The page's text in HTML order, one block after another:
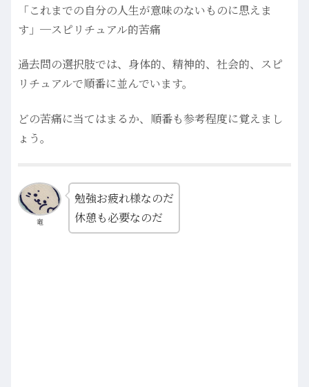
「これまでの自分の人生が意味のないものに思えま
す」─スピリチュアル的苦痛
過去問の選択肢では、身体的、精神的、社会的、スピ
リチュアルで順番に並んでいます。
どの苦痛に当てはまるか、順番も参考程度に覚えまし
ょう。
竜
勉強お疲れ様なのだ
休憩も必要なのだ